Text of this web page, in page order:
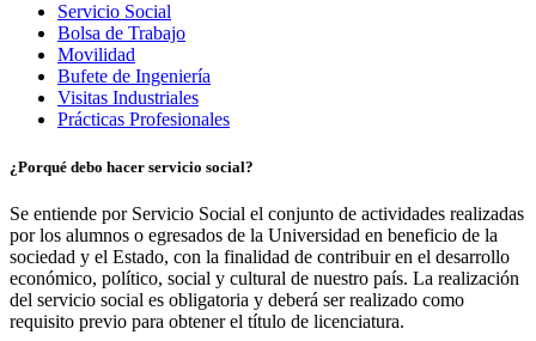
Servicio Social
Bolsa de Trabajo
Movilidad
Bufete de Ingeniería
Visitas Industriales
Prácticas Profesionales
¿Porqué debo hacer servicio social?
Se entiende por Servicio Social el conjunto de actividades realizadas
por los alumnos o egresados de la Universidad en beneficio de la
sociedad y el Estado, con la finalidad de contribuir en el desarrollo
económico, político, social y cultural de nuestro país. La realización
del servicio social es obligatoria y deberá ser realizado como
requisito previo para obtener el título de licenciatura.